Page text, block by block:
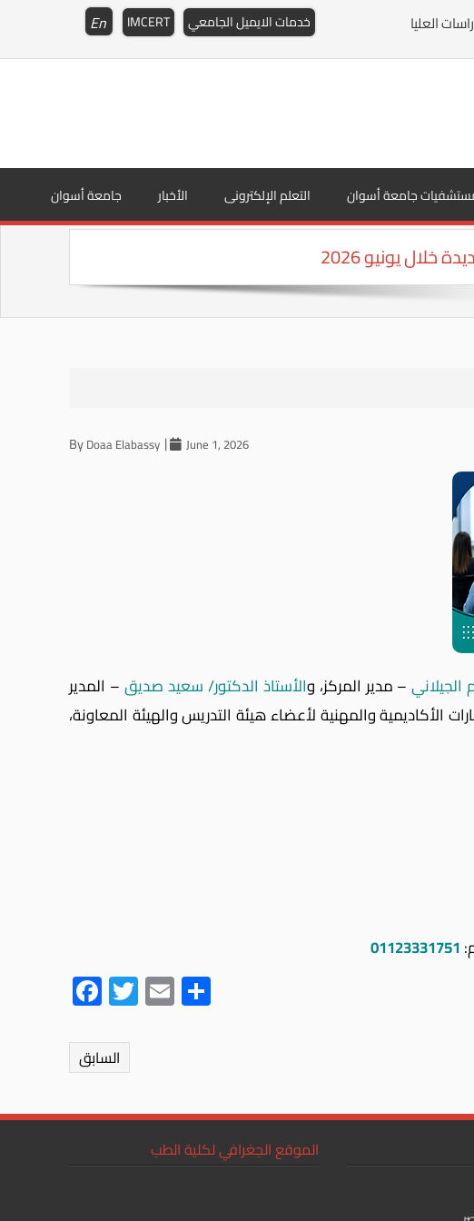
En خدمات الايميل الجامعي IMCERT العليا
جامعة أسوان الأخبار التعلم الإلكترونى جامعة أسوان
يونيو 2026
ByDoaa Elabassy June 1, 2026
الجيلاني– مدير المركز، والأستاذ الدكتور/ سعيد صديق– المدير
الأكاديمية والمهنية لأعضاء هيئة التدريس والهيئة المعاونة،
01123331751
Fac
ok
Twit
Ema
السابق
الموقع الجغرافي لكلية الطب